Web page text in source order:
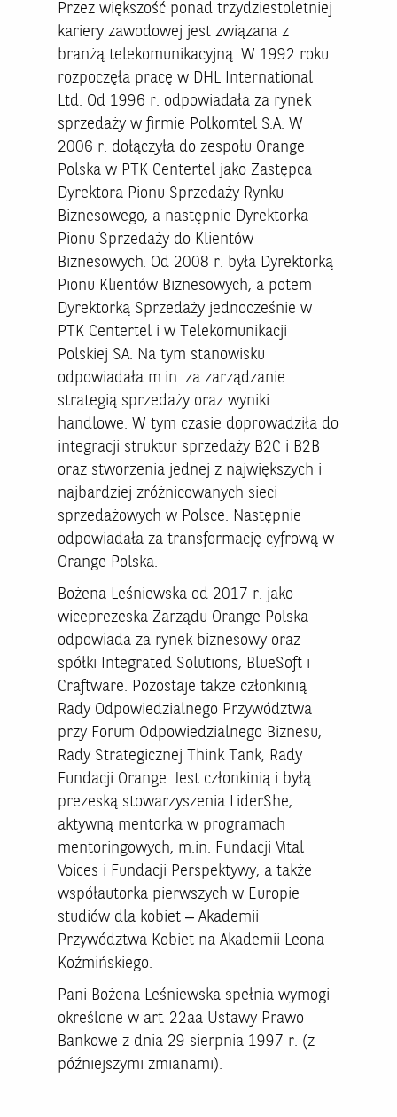
Przez większość ponad trzydziestoletniej
kariery zawodowej jest związana z
branżą telekomunikacyjną. W 1992 roku
rozpoczęła pracę w DHL International
Ltd. Od 1996 r. odpowiadała za rynek
sprzedaży w firmie Polkomtel S.A. W
2006 r. dołączyła do zespołu Orange
Polska w PTK Centertel jako Zastępca
Dyrektora Pionu Sprzedaży Rynku
Biznesowego, a następnie Dyrektorka
Pionu Sprzedaży do Klientów
Biznesowych. Od 2008 r. była Dyrektorką
Pionu Klientów Biznesowych, a potem
Dyrektorką Sprzedaży jednocześnie w
PTK Centertel i w Telekomunikacji
Polskiej SA. Na tym stanowisku
odpowiadała m.in. za zarządzanie
strategią sprzedaży oraz wyniki
handlowe. W tym czasie doprowadziła do
integracji struktur sprzedaży B2C i B2B
oraz stworzenia jednej z największych i
najbardziej zróżnicowanych sieci
sprzedażowych w Polsce. Następnie
odpowiadała za transformację cyfrową w
Orange Polska.
Bożena Leśniewska od 2017 r. jako
wiceprezeska Zarządu Orange Polska
odpowiada za rynek biznesowy oraz
spółki Integrated Solutions, BlueSoft i
Craftware. Pozostaje także członkinią
Rady Odpowiedzialnego Przywództwa
przy Forum Odpowiedzialnego Biznesu,
Rady Strategicznej Think Tank, Rady
Fundacji Orange. Jest członkinią i byłą
prezeską stowarzyszenia LiderShe,
aktywną mentorka w programach
mentoringowych, m.in. Fundacji Vital
Voices i Fundacji Perspektywy, a także
współautorka pierwszych w Europie
studiów dla kobiet – Akademii
Przywództwa Kobiet na Akademii Leona
Koźmińskiego.
Pani Bożena Leśniewska spełnia wymogi
określone w art. 22aa Ustawy Prawo
Bankowe z dnia 29 sierpnia 1997 r. (z
późniejszymi zmianami).